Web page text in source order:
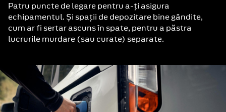
Patru puncte de legare pentru a-ți asigura
echipamentul. Și spații de depozitare bine gândite,
cum ar fi sertar ascuns în spate, pentru a păstra
lucrurile murdare (sau curate) separate.